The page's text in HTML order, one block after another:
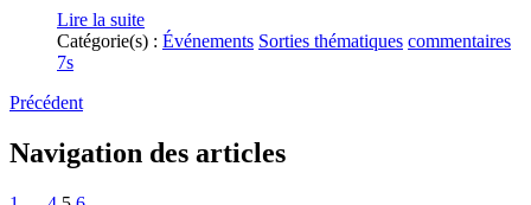
Lire la suite
Catégorie(s) : Événements Sorties thématiques commentaires
7s
Précédent
Navigation des articles